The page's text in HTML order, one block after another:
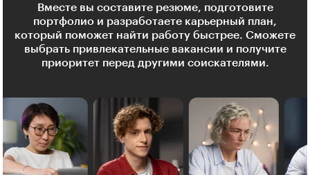
Вместе вы составите резюме, подготовите
портфолио и разработаете карьерный план,
который поможет найти работу быстрее. Сможете
выбрать привлекательные вакансии и получите
приоритет перед другими соискателями.